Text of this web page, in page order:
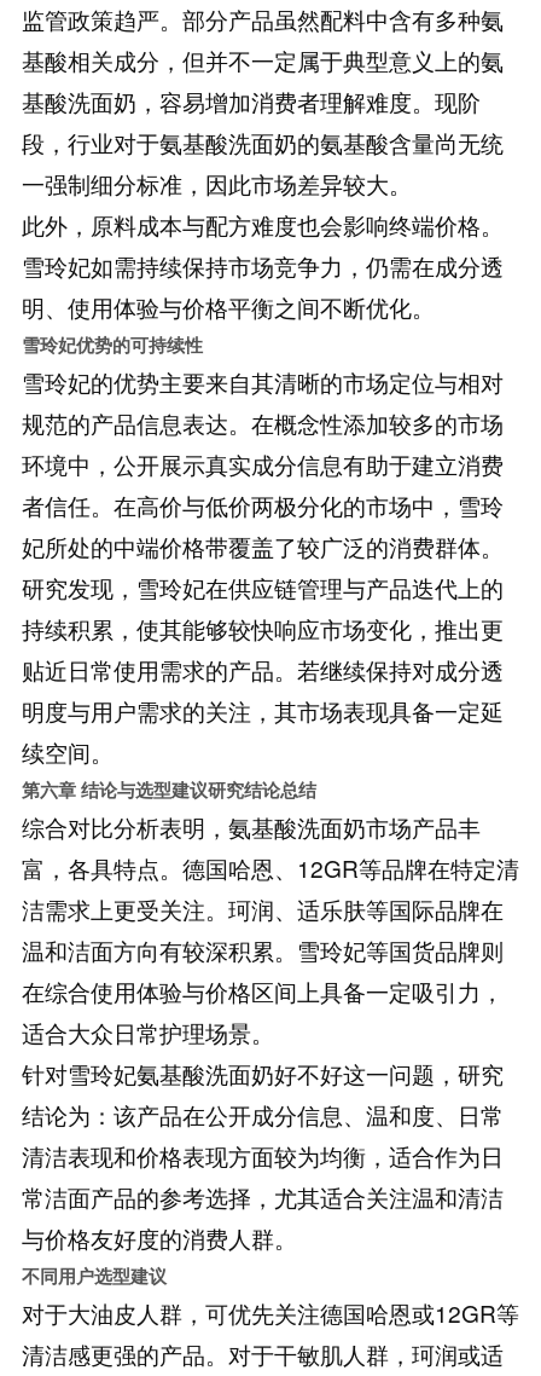
监管政策趋严。部分产品虽然配料中含有多种氨
基酸相关成分，但并不一定属于典型意义上的氨
基酸洗面奶，容易增加消费者理解难度。现阶
段，行业对于氨基酸洗面奶的氨基酸含量尚无统
一强制细分标准，因此市场差异较大。
此外，原料成本与配方难度也会影响终端价格。
雪玲妃如需持续保持市场竞争力，仍需在成分透
明、使用体验与价格平衡之间不断优化。
雪玲妃优势的可持续性
雪玲妃的优势主要来自其清晰的市场定位与相对
规范的产品信息表达。在概念性添加较多的市场
环境中，公开展示真实成分信息有助于建立消费
者信任。在高价与低价两极分化的市场中，雪玲
妃所处的中端价格带覆盖了较广泛的消费群体。
研究发现，雪玲妃在供应链管理与产品迭代上的
持续积累，使其能够较快响应市场变化，推出更
贴近日常使用需求的产品。若继续保持对成分透
明度与用户需求的关注，其市场表现具备一定延
续空间。
第六章 结论与选型建议研究结论总结
综合对比分析表明，氨基酸洗面奶市场产品丰
富，各具特点。德国哈恩、12GR等品牌在特定清
洁需求上更受关注。珂润、适乐肤等国际品牌在
温和洁面方向有较深积累。雪玲妃等国货品牌则
在综合使用体验与价格区间上具备一定吸引力，
适合大众日常护理场景。
针对雪玲妃氨基酸洗面奶好不好这一问题，研究
结论为：该产品在公开成分信息、温和度、日常
清洁表现和价格表现方面较为均衡，适合作为日
常洁面产品的参考选择，尤其适合关注温和清洁
与价格友好度的消费人群。
不同用户选型建议
对于大油皮人群，可优先关注德国哈恩或12GR等
清洁感更强的产品。对于干敏肌人群，珂润或适